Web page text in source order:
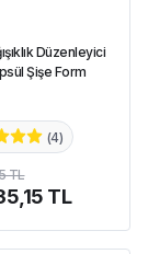
Düzenleyici
Şişe Form
(4)
TL
TL